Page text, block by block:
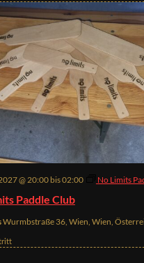
Paddle Club
@ 20:00bis02:00 No Limits
Wurmbstraße 36, Wien, Wien,